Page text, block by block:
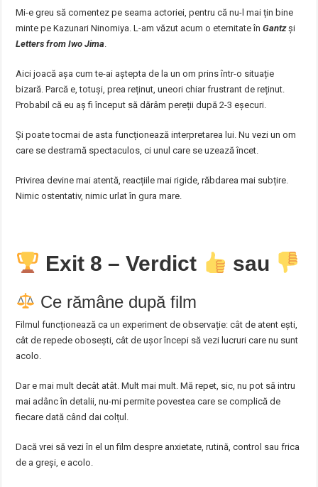
Mi-e greu să comentez pe seama actoriei, pentru că nu-l mai țin bine
minte pe Kazunari Ninomiya. L-am văzut acum o eternitate înGantzși
Letters from Iwo Jima
Aici joacă așa cum te-ai aștepta de la un om prins într-o situație
bizară. Parcă e, totuși, prea reținut, uneori chiar frustrant de reținut.
Probabil că eu aș fi început să dărâm pereții după 2-3 eșecuri.
Și poate tocmai de asta funcționează interpretarea lui. Nu vezi un om
care se destramă spectaculos, ci unul care se uzează încet.
Privirea devine mai atentă, reacțiile mai rigide, răbdarea mai subțire.
Nimic ostentativ, nimic urlat în gura mare.
Exit 8 – Verdict sau
Ce rămâne după film
Filmul funcționează ca un experiment de observație: cât de atent ești,
cât de repede obosești, cât de ușor începi să vezi lucruri care nu sunt
acolo.
Dar e mai mult decât atât. Mult mai mult. Mă repet, sic, nu pot să intru
mai adânc în detalii, nu-mi permite povestea care se complică de
fiecare dată când dai colțul.
Dacă vrei să vezi în el un film despre anxietate, rutină, control sau frica
de a greși, e acolo.